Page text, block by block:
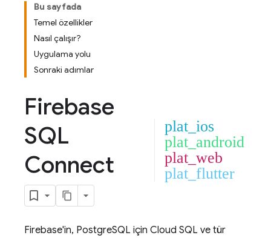
Bu sayfada
Temel özellikler
Nasıl çalışır?
Uygulama yolu
Sonraki adımlar
Firebase
SQL
Connect
plat_ios
plat_android
plat_web
plat_flutter
Firebase'in, PostgreSQL için Cloud SQL ve tür